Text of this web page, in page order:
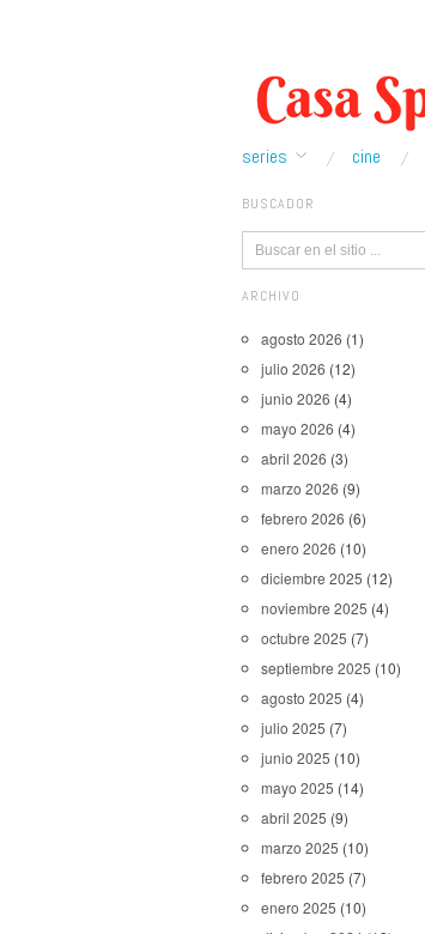
series cine
BUSCADOR
ARCHIVO
agosto 2026 (1)
julio 2026 (12)
junio 2026 (4)
mayo 2026 (4)
abril 2026 (3)
marzo 2026 (9)
febrero 2026 (6)
enero 2026 (10)
diciembre 2025 (12)
noviembre 2025 (4)
octubre 2025 (7)
septiembre 2025 (10)
agosto 2025 (4)
julio 2025 (7)
junio 2025 (10)
mayo 2025 (14)
abril 2025 (9)
marzo 2025 (10)
febrero 2025 (7)
enero 2025 (10)